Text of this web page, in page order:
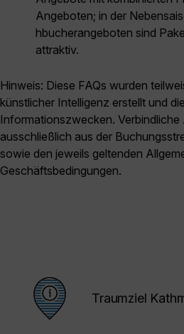
Angeboten; in der
hbucherangeboten sind
attraktiv.
Hinweis: Diese FAQs wurden
künstlicher Intelligenz erstellt und
Informationszwecken. Verbindliche
ausschließlich aus der
sowie den jeweils geltenden
Geschäftsbedingungen.
Traumziel